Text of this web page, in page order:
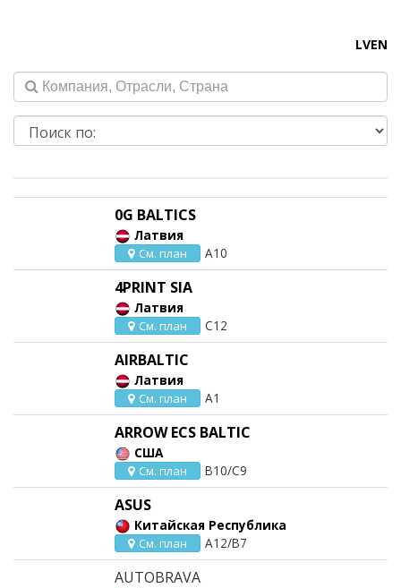
LVEN
0G BALTICS
Латвия
См. план A10
4PRINT SIA
Латвия
См. план C12
AIRBALTIC
Латвия
См. план A1
ARROW ECS BALTIC
США
См. план B10/C9
ASUS
Китайская Республика
См. план A12/B7
AUTOBRAVA